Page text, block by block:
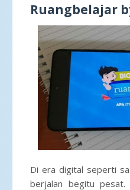
Ruangbelajar
Di era digital seperti
berjalan begitu pesat.